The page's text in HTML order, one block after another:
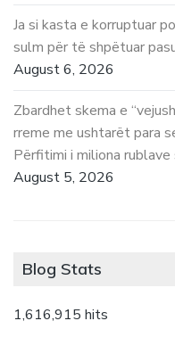
Ja si kasta e korruptuar
sulm për të shpëtuar
August 6, 2026
Zbardhet skema e
rreme me ushtarët para
Përfitimi i miliona
August 5, 2026
Blog Stats
1,616,915 hits